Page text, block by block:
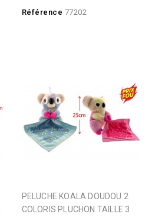
Référence 77202
PELUCHE KOALA DOUDOU 2
COLORIS PLUCHON TAILLE 3